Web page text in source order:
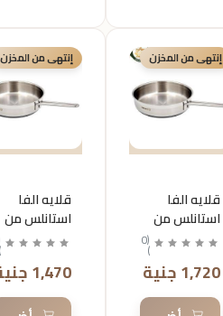
إنتهى من المخزن
قلايه الفا
استانلس من
كركوماز
مقاس26
(
0
)
1,720 جنية
إنتهى من المخزن
قلايه الفا
استانلس من
كركوماز
مقاس24 )
1,470 جنية